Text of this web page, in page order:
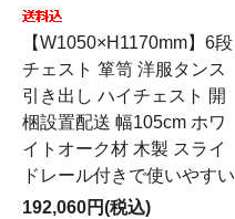
【W1050×H1170mm】6段
チェスト 箪笥 洋服タンス
引き出し ハイチェスト 開
梱設置配送 幅105cm ホワ
イトオーク材 木製 スライ
ドレール付きで使いやすい
192,060円(税込)